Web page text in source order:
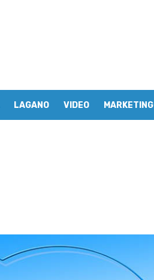
LAGANO VIDEO MARKETING